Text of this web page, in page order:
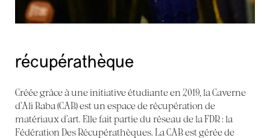
récupérathèque
Créée grâce à une initiative étudiante en 2019, la Caverne
d’Ali Baba (CAB) est un espace de récupération de
matériaux d’art. Elle fait partie du réseau de la FDR : la
Fédération Des Récupérathèques. La CAB est gérée de